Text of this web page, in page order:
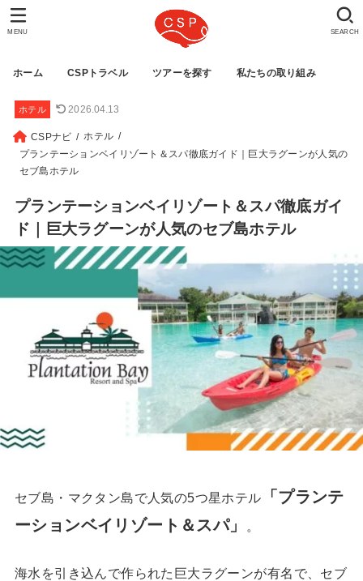
ホーム CSPトラベル ツアーを探す 私たちの取り組み
SEARCH
MENU
ホテル 2026.04.13
CSPナビ
ホテル
プランテーションベイリゾート＆スパ徹底ガイド｜巨大ラグーンが人気の
セブ島ホテル
プランテーションベイリゾート＆スパ徹底ガイ
ド｜巨大ラグーンが人気のセブ島ホテル
セブ島・マクタン島で人気の5つ星ホテル
「プランテ
ーションベイリゾート＆スパ」
。
海水を引き込んで作られた巨大ラグーンが有名で、セブ